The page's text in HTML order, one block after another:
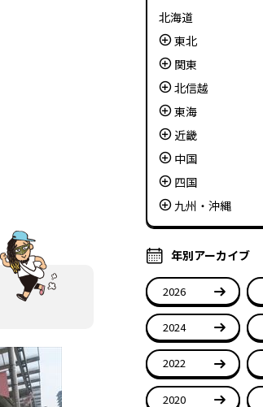
北海道
東北
関東
北信越
東海
近畿
中国
四国
九州・沖縄
年別アーカイブ
2026
2024
2022
2020